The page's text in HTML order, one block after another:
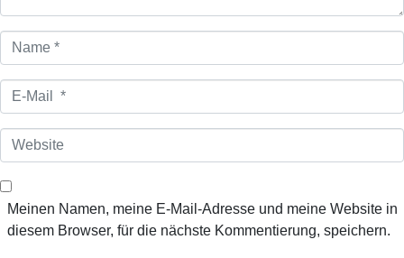
r
*
a
m
*
-
M
l
W
e
b
Meinen Namen, meine E-Mail-Adresse und meine Website in
diesem Browser, für die nächste Kommentierung, speichern.